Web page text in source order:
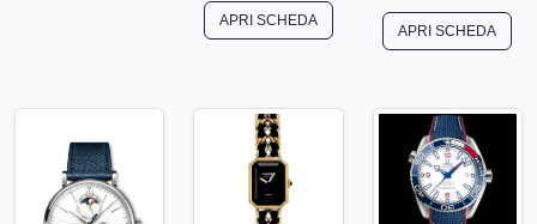
APRI SCHEDA
APRI SCHEDA